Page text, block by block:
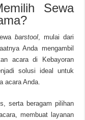
Sewa
barstool, mulai dari
Anda mengambil
acara di Kebayoran
solusi ideal untuk
acara Anda.
serta beragam pilihan
membuat layanan